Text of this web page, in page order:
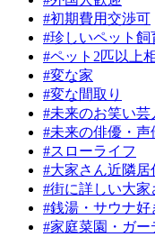
#初期費用交渉可
#珍しいペット飼
#ペット2匹以上
#変な家
#変な間取り
#未来のお笑い芸
#未来の俳優・声
#スローライフ
#大家さん近隣居
#街に詳しい大家
#銭湯・サウナ好
#家庭菜園・ガー